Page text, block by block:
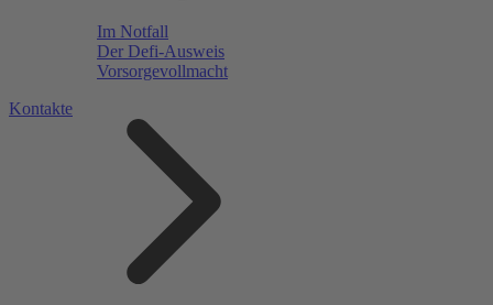
Im Notfall
Der Defi-Ausweis
Vorsorgevollmacht
Kontakte